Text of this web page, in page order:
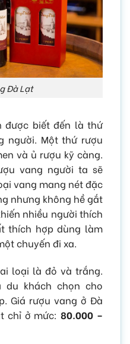
Đà Lạt
được biết đến là thứ
người. Một thứ rượu
và ủ rượu kỹ càng.
vang người ta sẽ
vang mang nét đặc
nhưng không hề gắt
nhiều người thích
thích hợp dùng làm
chuyến đi xa.
loại là đỏ và trắng.
du khách chọn cho
Giá rượu vang ở Đà
chỉ ở mức: 80.000 –